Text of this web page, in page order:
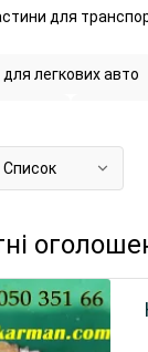
для
легкових авто
колектора
Список